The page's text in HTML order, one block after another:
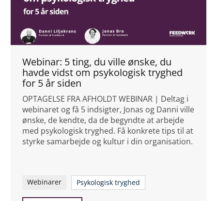
Webinar: 5 ting, du ville ønske, du
havde vidst om psykologisk tryghed
for 5 år siden
OPTAGELSE FRA AFHOLDT WEBINAR | Deltag i
webinaret og få 5 indsigter, Jonas og Danni ville
ønske, de kendte, da de begyndte at arbejde
med psykologisk tryghed. Få konkrete tips til at
styrke samarbejde og kultur i din organisation.
Webinarer Psykologisk tryghed